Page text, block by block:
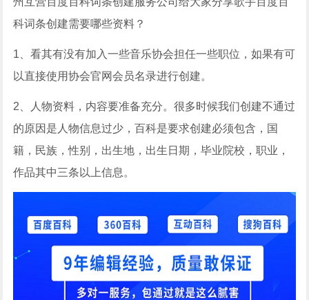
科词条创建需要哪些资料？
1、看其有没有加入一些音乐协会担任一些职位，如果有可
以直接使用协会官网会员名录进行创建。
2、人物资料，内容要准备充分。很多时候我们创建不通过
的原因是人物信息过少，百科是要求创建必须包含，国
籍，民族，性别，出生地，出生日期，毕业院校，职业，
作品其中三条以上信息。